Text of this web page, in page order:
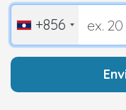
+856